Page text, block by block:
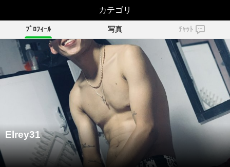
Elrey31
ﾌﾟﾛﾌｨｰﾙ 写真 ﾁｬｯﾄ
Elrey31
カテゴリ